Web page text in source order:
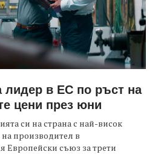
лидер в ЕС по ръст на
цени през юни
си на страна с най-висок
производител в
Европейски съюз за трети